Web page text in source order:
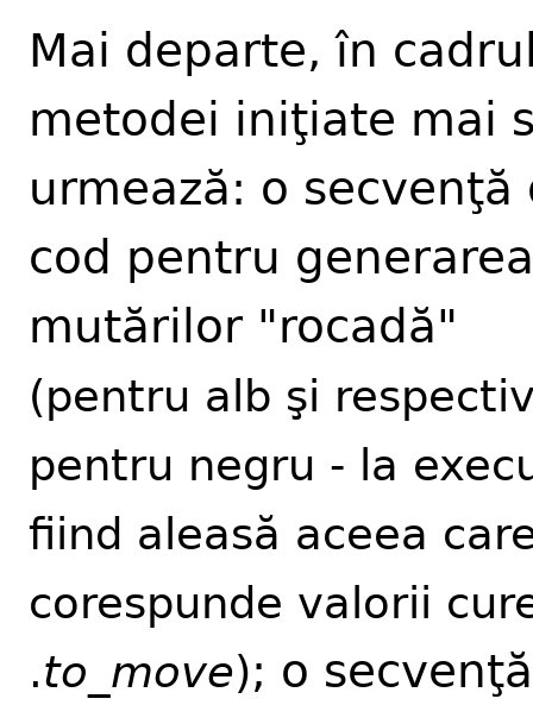
Mai departe, în
metodei iniţiate mai
urmează: o secvenţă
cod pentru generarea
mutărilor "rocadă"
(pentru alb şi
pentru negru - la
fiind aleasă aceea
corespunde valorii
.to_move); o